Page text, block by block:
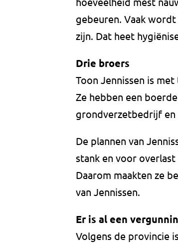
gebeuren. Vaak
zijn. Dat heet
Drie broers
Toon Jennissen is
Ze hebben een
grondverzetbedrijf en
De plannen van
stank en voor
Daarom maakten ze
van Jennissen.
Er is al een
Volgens de provincie